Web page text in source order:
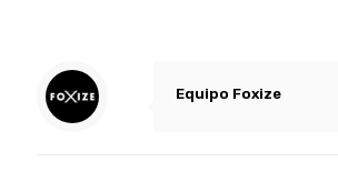
Equipo Foxize